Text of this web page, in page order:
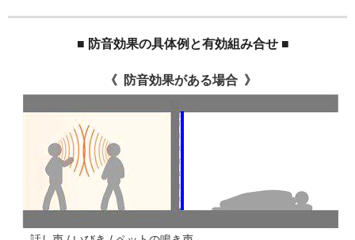
■ 防音効果の具体例と有効組み合せ ■
防音効果がある場合